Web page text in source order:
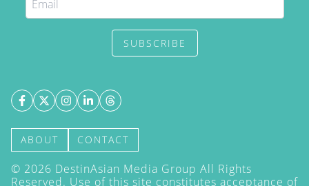
SUBSCRIBE
ABOUT CONTACT
© 2026 DestinAsian Media Group All Rights
Reserved. Use of this site constitutes acceptance of